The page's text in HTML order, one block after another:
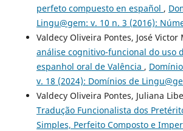
perfeto compuesto en español ,
Lingu@gem: v. 10 n. 3 (2016):
Valdecy Oliveira Pontes, José Victor
análise cognitivo-funcional do uso
espanhol oral de Valência ,
v. 18 (2024): Domínios de
Valdecy Oliveira Pontes, Juliana
Tradução Funcionalista dos
Simples, Perfeito Composto e